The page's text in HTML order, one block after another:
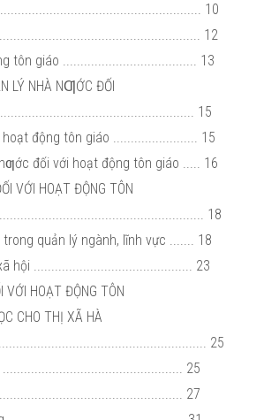
10
12
tôn giáo ...................................... 13
LÝ NHÀ NƢỚC ĐỐI
15
động tôn giáo ........................ 15
đối với hoạt động tôn giáo ..... 16
VỚI HOẠT ĐỘNG TÔN
18
quản lý ngành, lĩnh vực ....... 18
hội ............................................. 23
HOẠT ĐỘNG TÔN
CHO THỊ XÃ HÀ
25
25
27